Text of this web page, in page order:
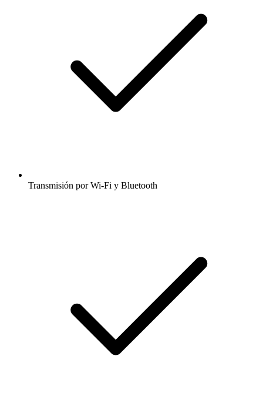
Transmisión por Wi-Fi y Bluetooth